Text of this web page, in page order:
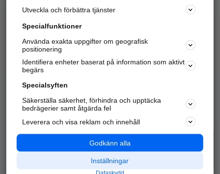
Marknadsför företaget
Kom igång och annonsera mot
samarbetspartners nära dig.
Alla kategorier
Populära sökningar
API & Kartor
Annonsera
Integritet
Nödnummer
Utveckla och förbättra tjänster
Specialfunktioner
Använda exakta uppgifter om geografisk
positionering
Identifiera enheter baserat på information som aktivt
begärs
Specialsyften
Säkerställa säkerhet, förhindra och upptäcka
bedrägerier samt åtgärda fel
Leverera och visa reklam och innehåll
Godkänn alla
Inställningar
Dataskydd